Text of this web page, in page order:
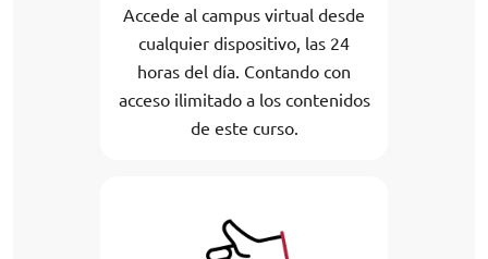
Accede al campus virtual desde
cualquier dispositivo, las 24
horas del día. Contando con
acceso ilimitado a los contenidos
de este curso.